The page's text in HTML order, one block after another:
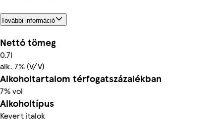
További információ
Nettó tömeg
0.7l
alk. 7% (V/V)
Alkoholtartalom térfogatszázalékban
7% vol
Alkoholtípus
Kevert italok